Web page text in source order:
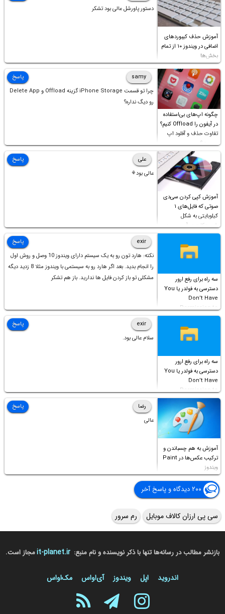
آموزش حذف کیبوردهای
اضافی در ویندوز ۱۰ از تمام
بخش‌ها
دستور پاورشل عالی بود تشکر
چگونه اپ‌های بی‌استفاده
در آیفون را Offload کنیم؟
تفاوت حذف و آفلود اپ
چیست؟
samy
چرا تو قسمت iPhone Storage گزینه Offload و Delete App
رو دیگ نداره؟
پاسخ
آموزش کپی کردن سی‌دی
صوتی که فایل‌های ۱
کیلوبایتی به شکل
شورت‌کات در آن موجود
است!
علی
عالی بود⚘
پاسخ
سه راه برای رفع ارور
دسترسی به فولدر یا You
Don’t Have
Permission to
Access this folder
exir
نکته: هارد تون رو به یک سیستم دارای ویندوز 10 وصل و روش اول
را انجام بدید. بعد اگر هارد رو به سیستمی با ویندوز مثلا 8 زدید دیگه
مشکلی تو باز کردن فایل ها ندارید. باز هم تشکر
پاسخ
سه راه برای رفع ارور
دسترسی به فولدر یا You
Don’t Have
Permission to
Access this folder
exir
سلام عالی بود.
پاسخ
آموزش به هم چسباندن و
ترکیب عکس‌ها در Paint
ویندوز
رضا
عالی
پاسخ
۲۰۰ دیدگاه و پاسخ آخر
سی پی ارزان کالاف موبایل رم سرور
بازنشر مطالب در رسانه‌ها تنها با ذکر نویسنده و نام منبع: it-planet.irمجاز است.
اندروید اپل ویندوز آی‌او‌اس مک‌او‌اس